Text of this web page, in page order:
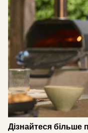
Дізнайтеся